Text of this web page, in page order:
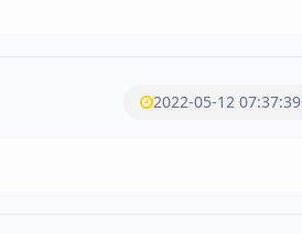
2022-05-12 07:37:39